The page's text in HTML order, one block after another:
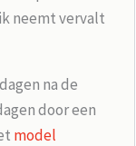
neemt vervalt
na de
door een
model